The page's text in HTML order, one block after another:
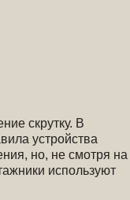
скрутку. В
устройства
но, не смотря на
используют